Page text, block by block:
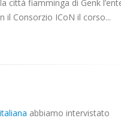
città fiamminga di Genk
il Consorzio ICoN il corso...
abbiamo intervistato